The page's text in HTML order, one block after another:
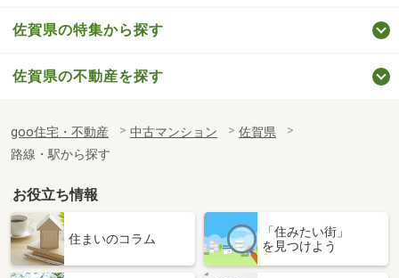
佐賀県の特集から探す
佐賀県の不動産を探す
goo住宅・不動産 中古マンション
佐賀県
路線・駅から探す
お役立ち情報
住まいのコラム
「住みたい街」
を見つけよう